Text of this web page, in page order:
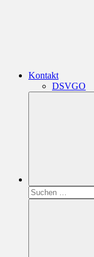
Kontakt
DSVGO
Suchen
nach: